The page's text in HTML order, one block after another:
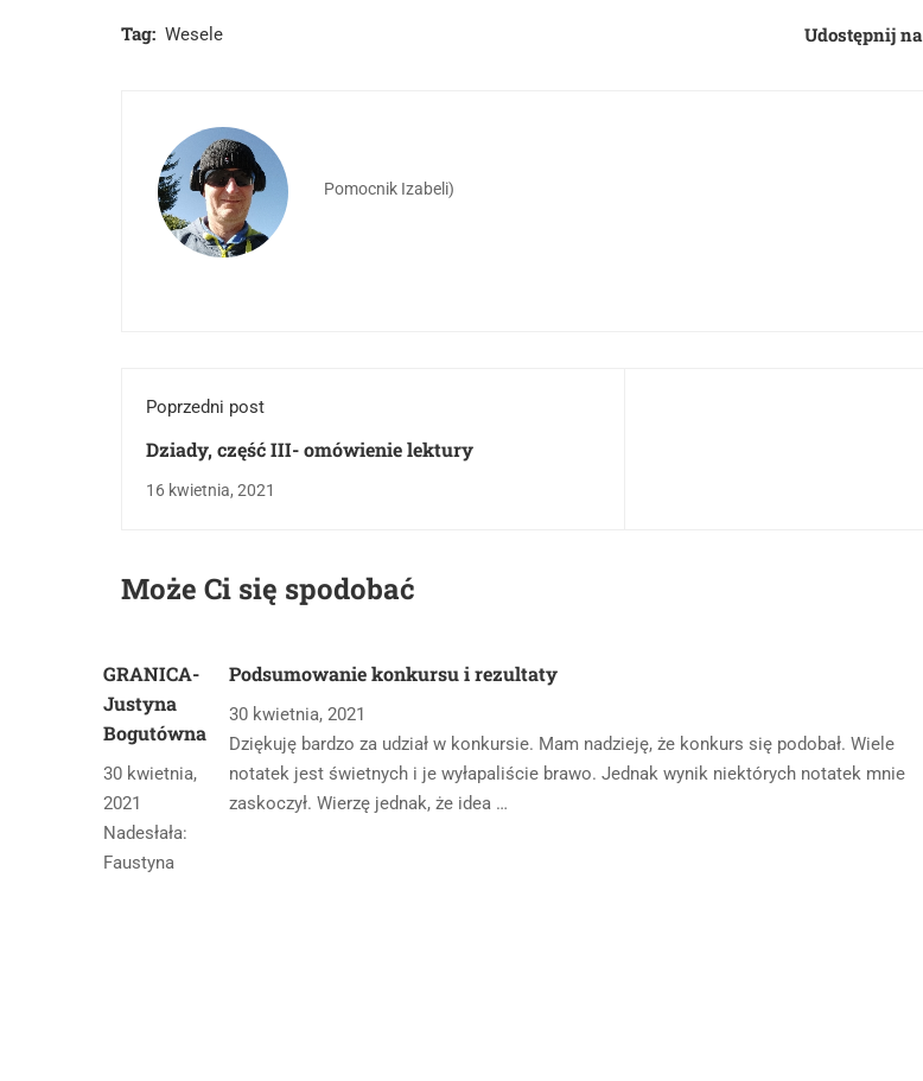
Tag: Wesele Udostępnij na
Pomocnik Izabeli)
Poprzedni post
Dziady, część III- omówienie lektury
16 kwietnia, 2021
Może Ci się spodobać
GRANICA-
Justyna
Bogutówna
30 kwietnia,
2021
Nadesłała:
Faustyna
Podsumowanie konkursu i rezultaty
30 kwietnia, 2021
Dziękuję bardzo za udział w konkursie. Mam nadzieję, że konkurs się podobał. Wiele
notatek jest świetnych i je wyłapaliście brawo. Jednak wynik niektórych notatek mnie
zaskoczył. Wierzę jednak, że idea …